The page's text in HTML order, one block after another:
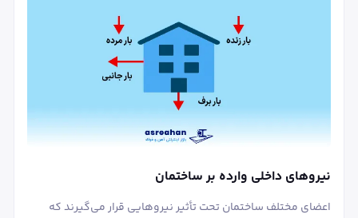
نیروهای داخلی وارده بر ساختمان
اعضای مختلف ساختمان تحت تأثیر نیروهایی قرار می‌گیرند که